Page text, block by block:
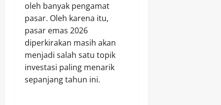
oleh banyak pengamat
pasar. Oleh karena itu,
pasar emas 2026
diperkirakan masih akan
menjadi salah satu topik
investasi paling menarik
sepanjang tahun ini.